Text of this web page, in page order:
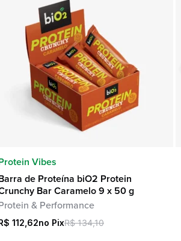
Sobremesa
Sucos
COMPRA RÁPIDA
Vibes
de Proteína biO2 Protein
Bar Caramelo 9 x 50 g
& Performance
R$134,10
112,62